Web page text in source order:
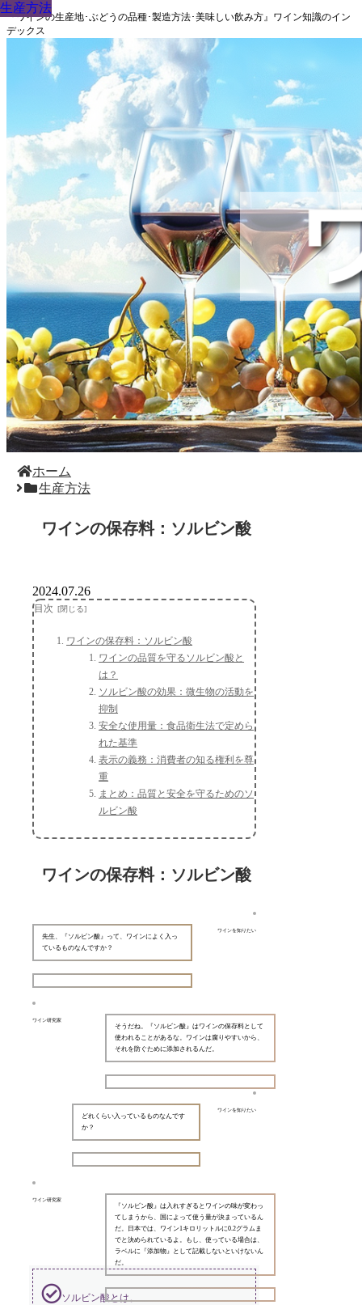
『ワインの生産地･ぶどうの品種･製造方法･美味しい飲み方』ワイン知識のイン
デックス
ホーム
生産方法
ワインの保存料：ソルビン酸
生産方法
2024.07.26
目次
ワインの保存料：ソルビン酸
ワインの品質を守るソルビン酸と
は？
ソルビン酸の効果：微生物の活動を
抑制
安全な使用量：食品衛生法で定めら
れた基準
表示の義務：消費者の知る権利を尊
重
まとめ：品質と安全を守るためのソ
ルビン酸
ワインの保存料：ソルビン酸
ワインを知りたい
先生、『ソルビン酸』って、ワインによく入っ
ているものなんですか？
ワイン研究家
そうだね。『ソルビン酸』はワインの保存料として
使われることがあるな。ワインは腐りやすいから、
それを防ぐために添加されるんだ。
ワインを知りたい
どれくらい入っているものなんです
か？
ワイン研究家
『ソルビン酸』は入れすぎるとワインの味が変わっ
てしまうから、国によって使う量が決まっているん
だ。日本では、ワイン1キロリットルに0.2グラムま
でと決められているよ。もし、使っている場合は、
ラベルに『添加物』として記載しないといけないん
だ。
ソルビン酸とは。
生産方法
生産方法
生産方法
生産方法
生産方法
生産方法
生産方法
生産方法